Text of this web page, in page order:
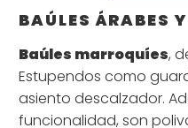
BAÚLES ÁRABES
Baúles marroquíes,
Estupendos como
asiento descalzador.
funcionalidad, son